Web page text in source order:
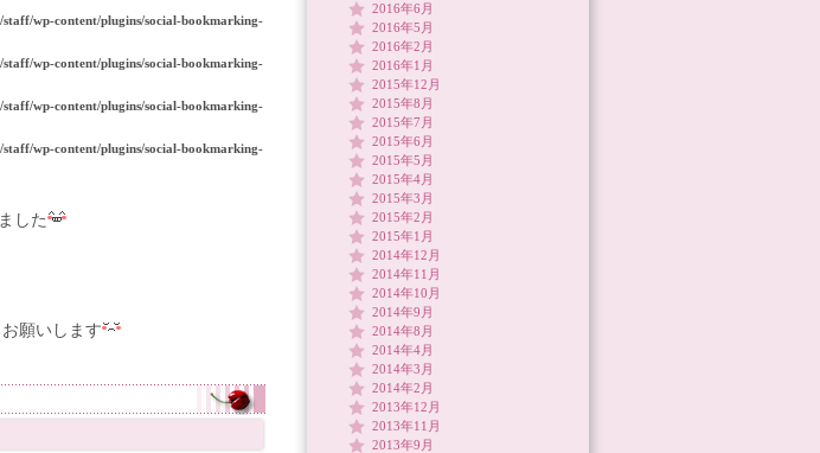
wp-content/plugins/social-bookmarking-
wp-content/plugins/social-bookmarking-
wp-content/plugins/social-bookmarking-
wp-content/plugins/social-bookmarking-
した
願いします
2016年6月
2016年5月
2016年2月
2016年1月
2015年12月
2015年8月
2015年7月
2015年6月
2015年5月
2015年4月
2015年3月
2015年2月
2015年1月
2014年12月
2014年11月
2014年10月
2014年9月
2014年8月
2014年4月
2014年3月
2014年2月
2013年12月
2013年11月
2013年9月